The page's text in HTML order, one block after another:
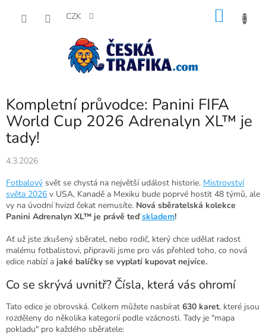
CZK
Kompletní průvodce: Panini FIFA
World Cup 2026 Adrenalyn XL™ je
tady!
4.3.2026
Fotbalový svět se chystá na největší událost historie. Mistrovství
světa 2026 v USA, Kanadě a Mexiku bude poprvé hostit 48 týmů, ale
vy na úvodní hvizd čekat nemusíte. Nová sběratelská kolekce
Panini Adrenalyn XL™ je právě teďskladem!
Ať už jste zkušený sběratel, nebo rodič, který chce udělat radost
malému fotbalistovi, připravili jsme pro vás přehled toho, co nová
edice nabízí a jaké balíčky se vyplatí kupovat nejvíce.
Co se skrývá uvnitř? Čísla, která vás ohromí
Tato edice je obrovská. Celkem můžete nasbírat 630 karet, které jsou
rozděleny do několika kategorií podle vzácnosti. Tady je "mapa
pokladu" pro každého sběratele: